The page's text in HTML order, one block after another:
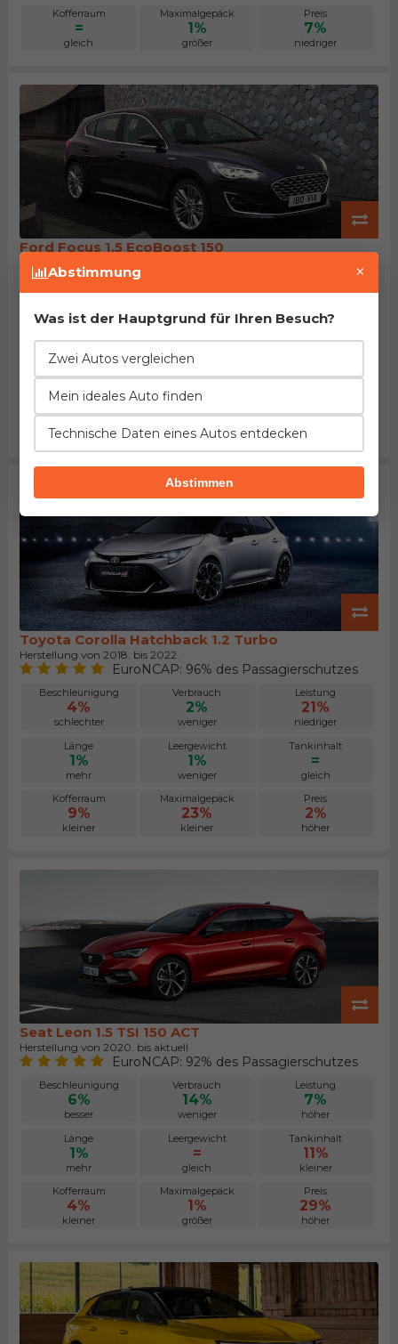
Kofferraum
=
gleich
Maximalgepäck
1%
größer
Preis
7%
niedriger
Ford Focus 1.5 EcoBoost 150
EuroNCAP: 85% des Passagierschutzes
1% 8% 7%
Länge
2%
mehr
Leergewicht
2%
weniger
größer
5%
kleiner
5%
größer
9%
höher
Toyota Corolla Hatchback 1.2 Turbo
Herstellung von 2018. bis 2022.
EuroNCAP: 96% des Passagierschutzes
Beschleunigung
4%
schlechter
Verbrauch
2%
weniger
Leistung
21%
niedriger
Länge
1%
mehr
Leergewicht
1%
weniger
Tankinhalt
=
gleich
Kofferraum
9%
kleiner
Maximalgepäck
23%
kleiner
Preis
2%
höher
Seat Leon 1.5 TSI 150 ACT
Herstellung von 2020. bis aktuell
EuroNCAP: 92% des Passagierschutzes
Beschleunigung
6%
besser
Verbrauch
14%
weniger
Leistung
7%
höher
Länge
1%
mehr
Leergewicht
=
gleich
Tankinhalt
11%
kleiner
Kofferraum
4%
kleiner
Maximalgepäck
1%
größer
Preis
29%
höher
Abstimmung ×
Was ist der Hauptgrund für Ihren Besuch?
Zwei Autos vergleichen
Mein ideales Auto finden
Technische Daten eines Autos entdecken
Abstimmen